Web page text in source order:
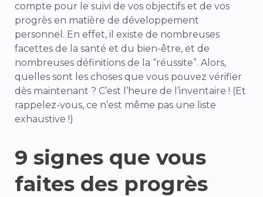
compte pour le suivi de vos objectifs et de vos
progrès en matière de développement
personnel. En effet, il existe de nombreuses
facettes de la santé et du bien-être, et de
nombreuses définitions de la “réussite”. Alors,
quelles sont les choses que vous pouvez vérifier
dès maintenant ? C’est l’heure de l’inventaire ! (Et
rappelez-vous, ce n’est même pas une liste
exhaustive !)
9 signes que vous
faites des progrès